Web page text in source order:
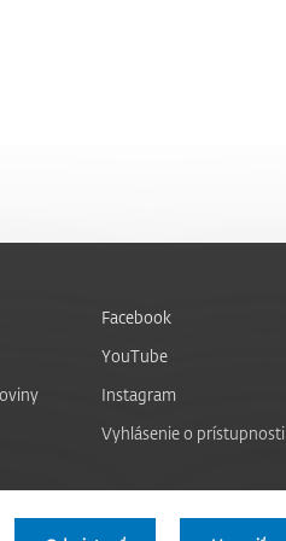
Facebook
YouTube
Instagram
Vyhlásenie o prístupnosti